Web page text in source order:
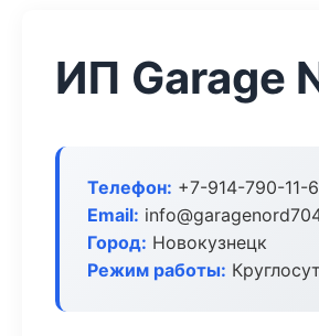
ИП Garage
Телефон: +7-914-790-11-
Email:
Город: Новокузнецк
Режим работы: